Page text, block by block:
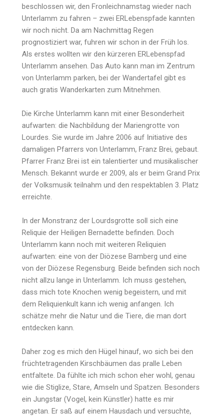
beschlossen wir, den Fronleichnamstag wieder nach
Unterlamm zu fahren – zwei ERLebenspfade kannten
wir noch nicht. Da am Nachmittag Regen
prognostiziert war, fuhren wir schon in der Früh los.
Als erstes wollten wir den kürzeren ERLebenspfad
Unterlamm ansehen. Das Auto kann man im Zentrum
von Unterlamm parken, bei der Wandertafel gibt es
auch gratis Wanderkarten zum Mitnehmen.
Die Kirche Unterlamm kann mit einer Besonderheit
aufwarten: die Nachbildung der Mariengrotte von
Lourdes. Sie wurde im Jahre 2006 auf Initiative des
damaligen Pfarrers von Unterlamm, Franz Brei, gebaut.
Pfarrer Franz Brei ist ein talentierter und musikalischer
Mensch. Bekannt wurde er 2009, als er beim Grand Prix
der Volksmusik teilnahm und den respektablen 3. Platz
erreichte.
In der Monstranz der Lourdsgrotte soll sich eine
Reliquie der Heiligen Bernadette befinden. Doch
Unterlamm kann noch mit weiteren Reliquien
aufwarten: eine von der Diözese Bamberg und eine
von der Diözese Regensburg. Beide befinden sich noch
nicht allzu lange in Unterlamm. Ich muss gestehen,
dass mich tote Knochen wenig begeistern, und mit
dem Reliquienkult kann ich wenig anfangen. Ich
schätze mehr die Natur und die Tiere, die man dort
entdecken kann.
Daher zog es mich den Hügel hinauf, wo sich bei den
früchtetragenden Kirschbäumen das pralle Leben
entfaltete. Da fühlte ich mich schon eher wohl, genau
wie die Stiglize, Stare, Amseln und Spatzen. Besonders
ein Jungstar (Vogel, kein Künstler) hatte es mir
angetan. Er saß auf einem Hausdach und versuchte,